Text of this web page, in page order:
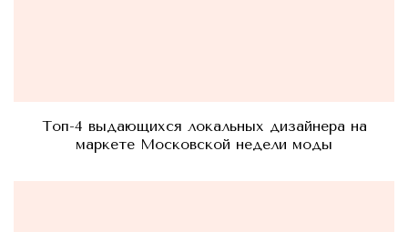
Топ-4 выдающихся локальных дизайнера на
маркете Московской недели моды